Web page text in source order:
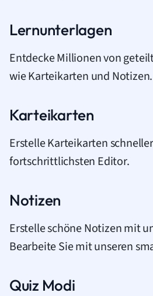
Lernunterlagen
Entdecke Millionen von
wie Karteikarten und Notizen.
Karteikarten
Erstelle Karteikarten
fortschrittlichsten Editor.
Notizen
Erstelle schöne Notizen mit
Bearbeite Sie mit unseren
Quiz Modi